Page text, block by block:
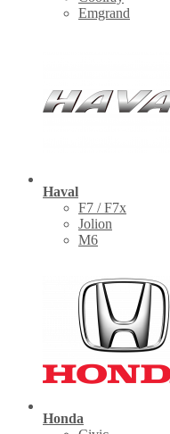
Emgrand
Haval
F7 / F7x
Jolion
M6
Honda